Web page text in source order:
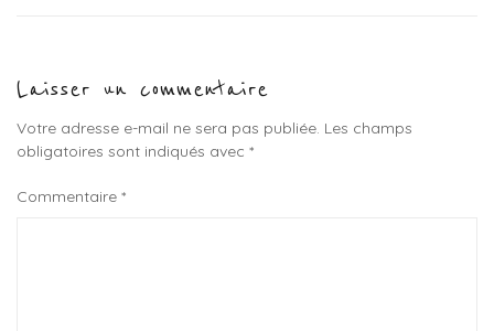
Laisser un commentaire
Votre adresse e-mail ne sera pas publiée. Les champs
obligatoires sont indiqués avec *
Commentaire *